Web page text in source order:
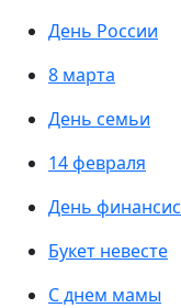
День России
8 марта
День семьи
14 февраля
День
Букет невесте
С днем мамы